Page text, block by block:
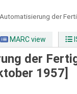
Automatisierung der
MARC view
der
1957]